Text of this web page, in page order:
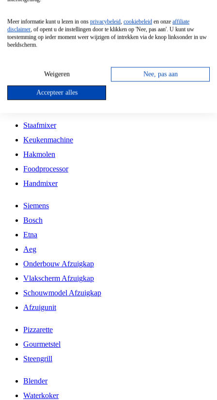
Vrijstaande Magnetron
Vrijstaande Kookplaat
Inbouw Gaskookplaat
Inbouw Keramische Kookplaat
Kookplaat Accessoires
Staafmixer
Keukenmachine
Hakmolen
Foodprocessor
Handmixer
Siemens
Bosch
Etna
Aeg
Onderbouw Afzuigkap
Vlakscherm Afzuigkap
Schouwmodel Afzuigkap
Afzuigunit
Pizzarette
Gourmetstel
Steengrill
Blender
Waterkoker
Meer informatie kunt u lezen in ons privacybeleid, cookiebeleid en onze affiliate
disclaimer, of opent u de instellingen door te klikken op 'Nee, pas aan'. U kunt uw
toestemming op ieder moment weer wijzigen of intrekken via de knop linksonder in uw
beeldscherm.
Weigeren Nee, pas aan
Accepteer alles